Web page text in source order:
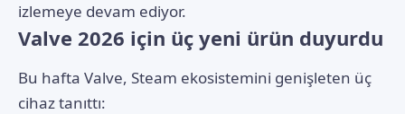
izlemeye devam ediyor.
Valve 2026 için üç yeni ürün duyurdu
Bu hafta Valve, Steam ekosistemini genişleten üç
cihaz tanıttı: